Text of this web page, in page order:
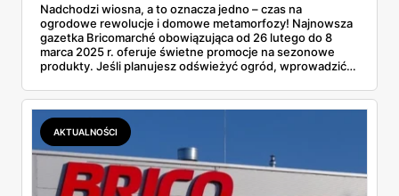
Nadchodzi wiosna, a to oznacza jedno – czas na
ogrodowe rewolucje i domowe metamorfozy! Najnowsza
gazetka Bricomarché obowiązująca od 26 lutego do 8
marca 2025 r. oferuje świetne promocje na sezonowe
produkty. Jeśli planujesz odświeżyć ogród, wprowadzić
tu wszystko w rewelacyjnych cenach!
AKTUALNOŚCI